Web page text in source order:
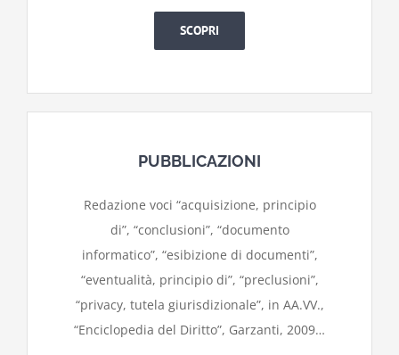
SCOPRI
PUBBLICAZIONI
Redazione voci “acquisizione, principio
di”, “conclusioni”, “documento
informatico”, “esibizione di documenti”,
“eventualità, principio di”, “preclusioni”,
“privacy, tutela giurisdizionale”, in AA.VV.,
“Enciclopedia del Diritto”, Garzanti, 2009…